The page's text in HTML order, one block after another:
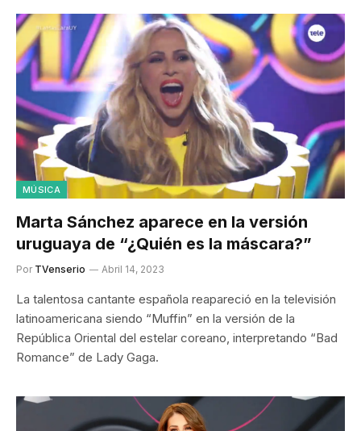
MÚSICA
Marta Sánchez aparece en la versión
uruguaya de “¿Quién es la máscara?”
Por TVenserio Abril 14, 2023
La talentosa cantante española reapareció en la televisión
latinoamericana siendo “Muffin” en la versión de la
República Oriental del estelar coreano, interpretando “Bad
Romance” de Lady Gaga.